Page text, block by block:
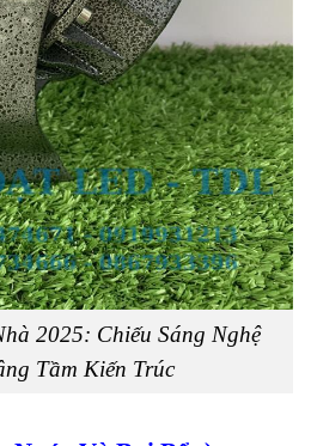
2025: Chiếu Sáng Nghệ
Tầm Kiến Trúc